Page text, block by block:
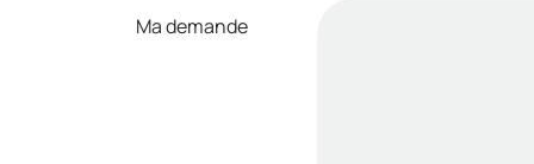
Ma demande